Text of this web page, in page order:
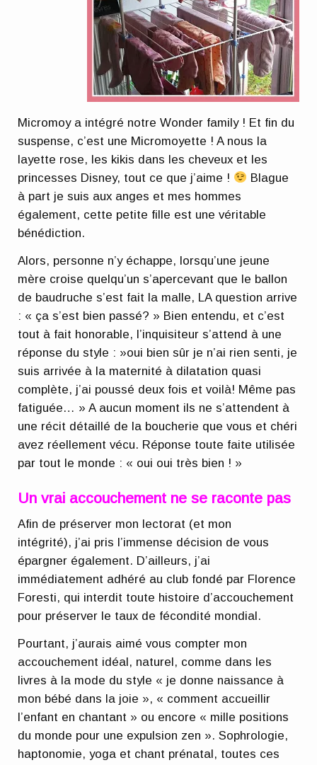
Micromoy a intégré notre Wonder family ! Et fin du
suspense, c’est une Micromoyette ! A nous la
layette rose, les kikis dans les cheveux et les
princesses Disney, tout ce que j’aime !
Blague
à part je suis aux anges et mes hommes
également, cette petite fille est une véritable
bénédiction.
Alors, personne n’y échappe, lorsqu’une jeune
mère croise quelqu’un s’apercevant que le ballon
de baudruche s’est fait la malle, LA question arrive
: « ça s’est bien passé? » Bien entendu, et c’est
tout à fait honorable, l’inquisiteur s’attend à une
réponse du style : »oui bien sûr je n’ai rien senti, je
suis arrivée à la maternité à dilatation quasi
complète, j’ai poussé deux fois et voilà! Même pas
fatiguée… » A aucun moment ils ne s’attendent à
une récit détaillé de la boucherie que vous et chéri
avez réellement vécu. Réponse toute faite utilisée
par tout le monde : « oui oui très bien ! »
Un vrai accouchement ne se raconte pas
Afin de préserver mon lectorat (et mon
intégrité), j’ai pris l’immense décision de vous
épargner également. D’ailleurs, j’ai
immédiatement adhéré au club fondé par Florence
Foresti, qui interdit toute histoire d’accouchement
pour préserver le taux de fécondité mondial.
Pourtant, j’aurais aimé vous compter mon
accouchement idéal, naturel, comme dans les
livres à la mode du style « je donne naissance à
mon bébé dans la joie », « comment accueillir
l’enfant en chantant » ou encore « mille positions
du monde pour une expulsion zen ». Sophrologie,
haptonomie, yoga et chant prénatal, toutes ces